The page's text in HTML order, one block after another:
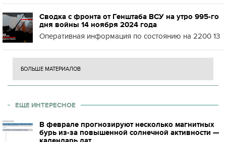
Сводка с фронта от Генштаба ВСУ на утро 995-го
дня войны 14 ноября 2024 года
Оперативная информация по состоянию на 2200 13
БОЛЬШЕ МАТЕРИАЛОВ
ЕЩЕ ИНТЕРЕСНОЕ
В феврале прогнозируют несколько магнитных
бурь из-за повышенной солнечной активности —